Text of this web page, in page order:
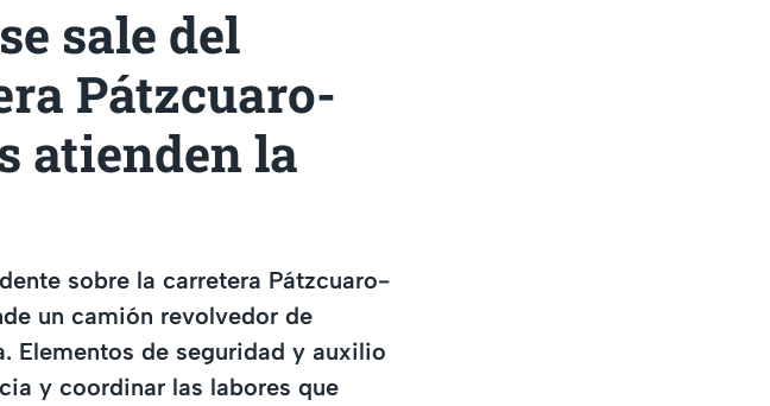
sale del
Pátzcuaro-
atienden la
sobre la carretera Pátzcuaro-
un camión revolvedor de
Elementos de seguridad y auxilio
y coordinar las labores que